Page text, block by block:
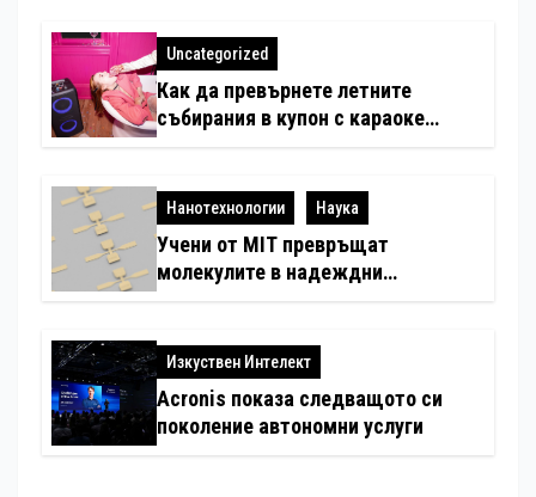
любимци
Uncategorized
Как да превърнете летните
събирания в купон с караоке
Нанотехнологии Наука
Учени от MIT превръщат
молекулите в надеждни
Изкуствен Интелект
Acronis показа следващото си
поколение автономни услуги